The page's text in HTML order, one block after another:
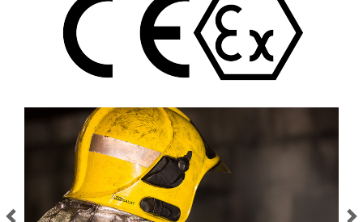
Previous